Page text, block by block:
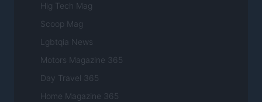
Hig Tech Mag
Scoop Mag
Lgbtqia News
Motors Magazine 365
Day Travel 365
Home Magazine 365